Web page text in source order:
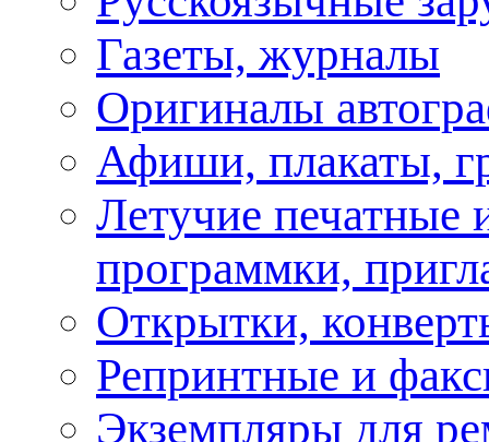
Газеты, журналы
Оригиналы
Афиши, плакаты,
Летучие печатные
программки,
Открытки,
Репринтные и
Экземпляры для